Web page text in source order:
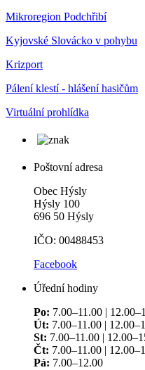
Mikroregion Podchřibí
Kyjovské Slovácko v pohybu
Krizport
Pálení klestí - hlášení hasičům
Virtuální prohlídka
Poštovní adresa
Obec Hýsly
Hýsly 100
696 50 Hýsly
IČO: 00488453
Facebook
Úřední hodiny
Po: 7.00–11.00 |
Út: 7.00–11.00 |
St: 7.00–11.00 |
Čt: 7.00–11.00 |
Pá: 7.00–12.00